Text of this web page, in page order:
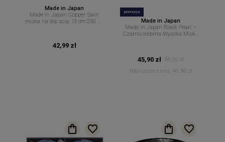
Made in Japan
Made in Japan Copper Swirl
miska na dip sosy 13 cm 250 ml
42,99 zł
promocja
Made in Japan
Made in Japan Black Pearl –
Czarno-srebrna Wysoka Miska
45,90 zł
54,00 zł
Najniższa cena:
45,90 zł